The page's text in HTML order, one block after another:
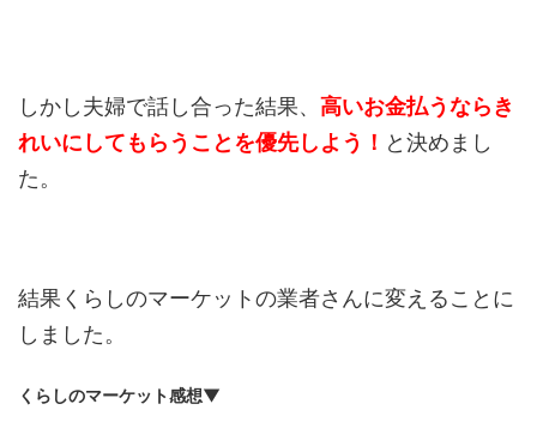
しかし夫婦で話し合った結果、 高いお金払うならき
れいにしてもらうことを優先しよう！ と決めまし
た。
結果くらしのマーケットの業者さんに変えることに
しました。
くらしのマーケット感想▼